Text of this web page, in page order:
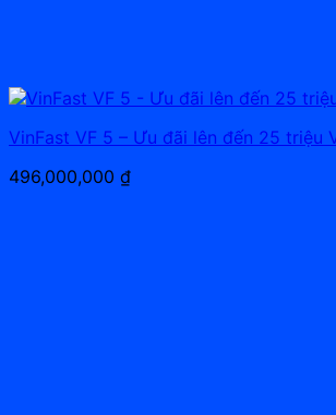
VinFast VF 5 – Ưu đãi lên đến 25 triệu
496,000,000 ₫